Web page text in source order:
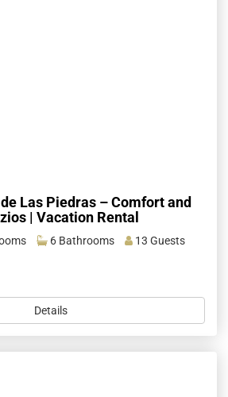
Las Piedras – Comfort and
| Vacation Rental
6 Bathrooms 13 Guests
Details